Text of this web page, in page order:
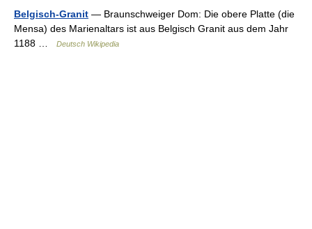
Belgisch-Granit — Braunschweiger Dom: Die obere Platte (die
Mensa) des Marienaltars ist aus Belgisch Granit aus dem Jahr
1188 …
Deutsch Wikipedia